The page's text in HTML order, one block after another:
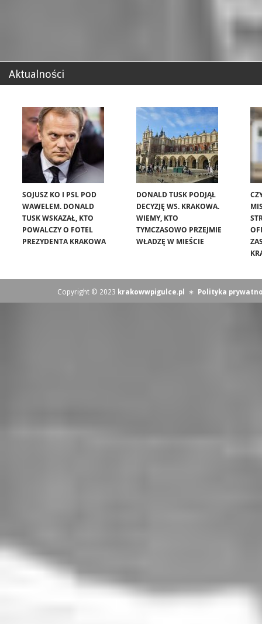
Aktualności
SOJUSZ KO I PSL POD
WAWELEM. DONALD
TUSK WSKAZAŁ, KTO
POWALCZY O FOTEL
PREZYDENTA KRAKOWA
DONALD TUSK PODJĄŁ
DECYZJĘ WS. KRAKOWA.
WIEMY, KTO
TYMCZASOWO PRZEJMIE
WŁADZĘ W MIEŚCIE
Copyright © 2023 krakowwpigulce.pl ∗ Polityka